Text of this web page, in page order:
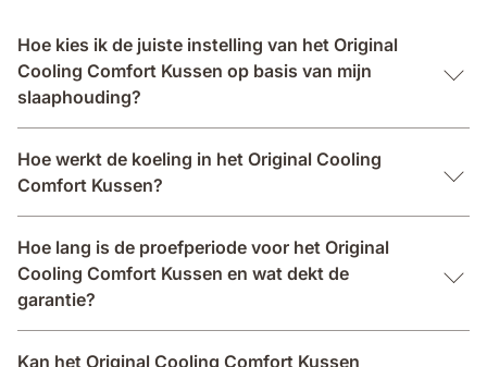
Hoe kies ik de juiste instelling van het Original
Cooling Comfort Kussen op basis van mijn
slaaphouding?
Hoe werkt de koeling in het Original Cooling
Comfort Kussen?
Hoe lang is de proefperiode voor het Original
Cooling Comfort Kussen en wat dekt de
garantie?
Kan het Original Cooling Comfort Kussen